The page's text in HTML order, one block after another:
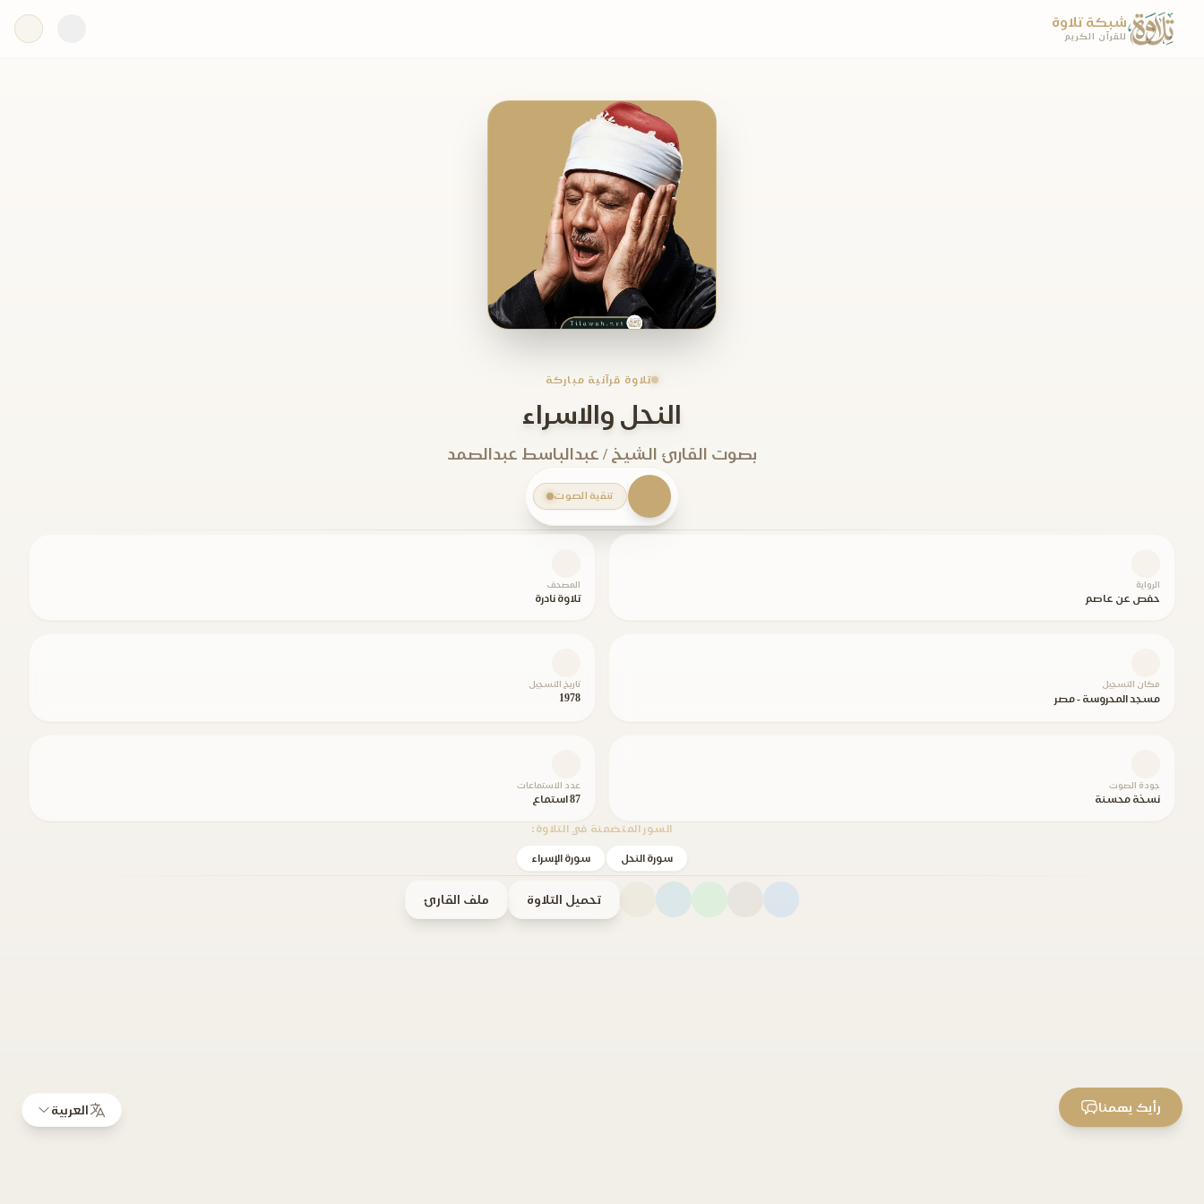
شبكة تلاوة
للقرآن الكريم
تلاوة قرآنية مباركة
النحل والاسراء
بصوت القارئ الشيخ / عبدالباسط عبدالصمد
تنقية الصوت
الرواية
حفص عن عاصم
المصحف
تلاوة نادرة
مكان التسجيل
مسجد المحروسة - مصر
تاريخ التسجيل
1978
جودة الصوت
نسخة محسنة
عدد الاستماعات
87 استماع
السور المتضمنة في التلاوة:
سورة النحل سورة الإسراء
تحميل التلاوة ملف القارئ
العربية رأيك يهمنا